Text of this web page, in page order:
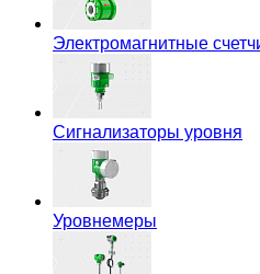
Электромагнитные
Сигнализаторы уровня
Уровнемеры